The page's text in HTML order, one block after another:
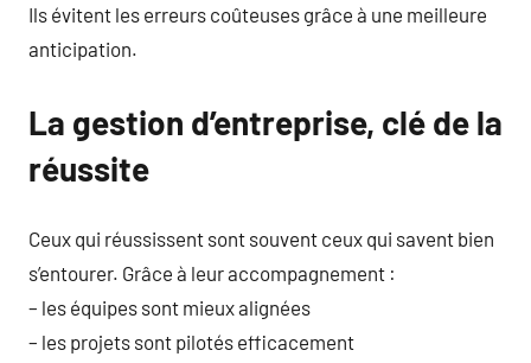
Ils évitent les erreurs coûteuses grâce à une meilleure
anticipation.
La gestion d’entreprise, clé de la
réussite
Ceux qui réussissent sont souvent ceux qui savent bien
s’entourer. Grâce à leur accompagnement :
– les équipes sont mieux alignées
– les projets sont pilotés efficacement